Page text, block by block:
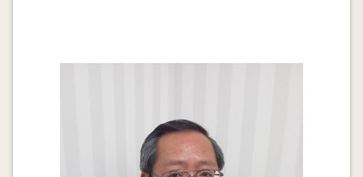
離婚届保管サービスについて
人口動態データから思うこと･･･「女性が輝く日本へ」